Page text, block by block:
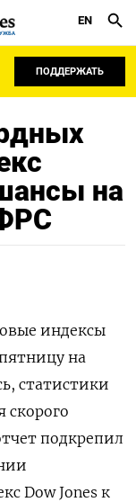
EN
ПОДДЕРЖАТЬ
на
индексы
на
статистики
подкрепил
Dow Jones к